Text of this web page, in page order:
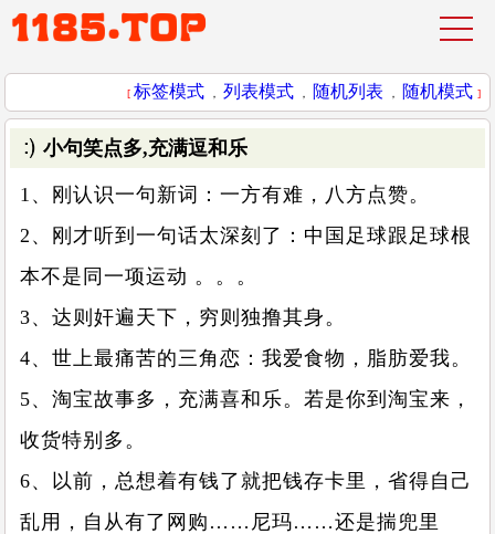
[ 标签模式 ， 列表模式 ， 随机列表 ， 随机模式 ]
小句笑点多,充满逗和乐
1、刚认识一句新词：一方有难，八方点赞。
2、刚才听到一句话太深刻了：中国足球跟足球根
本不是同一项运动 。。。
3、达则奸遍天下，穷则独撸其身。
4、世上最痛苦的三角恋：我爱食物，脂肪爱我。
5、淘宝故事多，充满喜和乐。若是你到淘宝来，
收货特别多。
6、以前，总想着有钱了就把钱存卡里，省得自己
乱用，自从有了网购……尼玛……还是揣兜里